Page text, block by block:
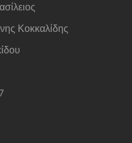
Κοκκαλίδης